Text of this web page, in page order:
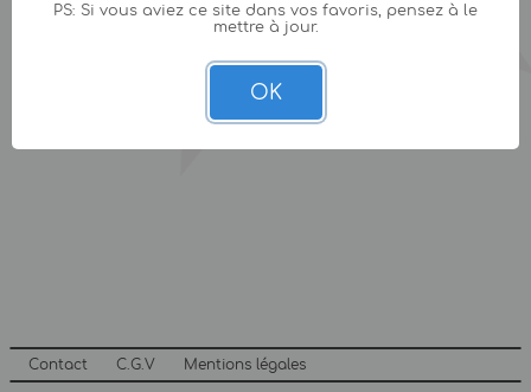
Contact C.G.V Mentions légales
PS: Si vous aviez ce site dans vos favoris, pensez à le
mettre à jour.
OK